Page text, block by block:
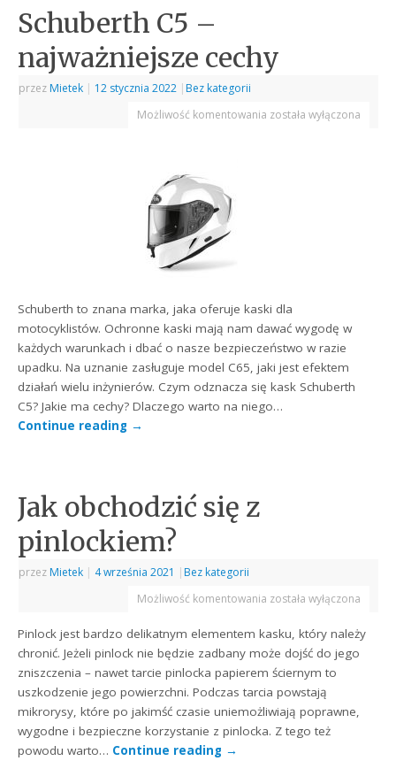
Schuberth C5 –
najważniejsze cechy
przez Mietek | 12 stycznia 2022 | Bez kategorii
Możliwość komentowania została wyłączona
Schuberth to znana marka, jaka oferuje kaski dla
motocyklistów. Ochronne kaski mają nam dawać wygodę w
każdych warunkach i dbać o nasze bezpieczeństwo w razie
upadku. Na uznanie zasługuje model C65, jaki jest efektem
działań wielu inżynierów. Czym odznacza się kask Schuberth
C5? Jakie ma cechy? Dlaczego warto na niego…
Continue reading →
Jak obchodzić się z
pinlockiem?
przez Mietek | 4 września 2021 | Bez kategorii
Możliwość komentowania została wyłączona
Pinlock jest bardzo delikatnym elementem kasku, który należy
chronić. Jeżeli pinlock nie będzie zadbany może dojść do jego
zniszczenia – nawet tarcie pinlocka papierem ściernym to
uszkodzenie jego powierzchni. Podczas tarcia powstają
mikrorysy, które po jakimść czasie uniemożliwiają poprawne,
wygodne i bezpieczne korzystanie z pinlocka. Z tego też
powodu warto… Continue reading →